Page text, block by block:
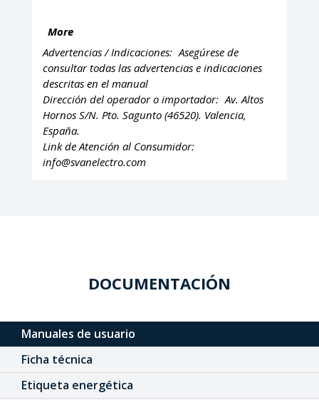
More
Advertencias / Indicaciones: Asegúrese de
consultar todas las advertencias e indicaciones
descritas en el manual
Dirección del operador o importador: Av. Altos
Hornos S/N. Pto. Sagunto (46520). Valencia,
España.
Link de Atención al Consumidor:
info@svanelectro.com
DOCUMENTACIÓN
Manuales de usuario
Ficha técnica
Etiqueta energética